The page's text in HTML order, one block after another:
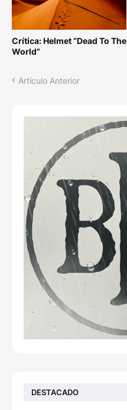
Crítica: Helmet “Dead To The
World”
Artículo Anterior
DESTACADO